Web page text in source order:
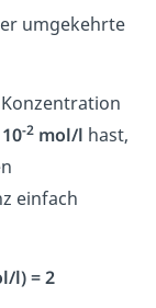
umgekehrte
-2 mol/l hast,
einfach
l) = 2